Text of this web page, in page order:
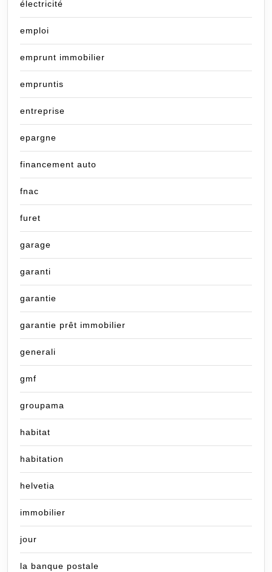
électricité
emploi
emprunt immobilier
empruntis
entreprise
epargne
financement auto
fnac
furet
garage
garanti
garantie
garantie prêt immobilier
generali
gmf
groupama
habitat
habitation
helvetia
immobilier
jour
la banque postale